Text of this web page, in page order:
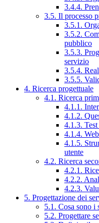
3.4.4.
3.5. Il processo
3.5.1.
3.5.2.
pubblico
3.5.3.
servizio
3.5.4.
3.5.5.
4. Ricerca progettuale
4.1. Ricerca
4.1.1.
4.1.2.
4.1.3.
4.1.4.
4.1.5.
utente
4.2. Ricerca
4.2.1.
4.2.2.
4.2.3.
5. Progettazione dei
5.1. Cosa sono i
5.2. Progettare